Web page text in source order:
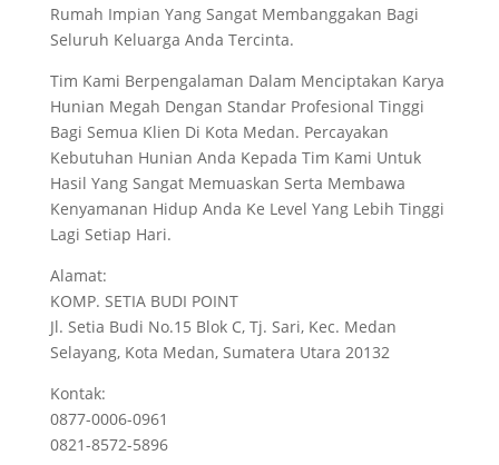
Rumah Impian Yang Sangat Membanggakan Bagi
Seluruh Keluarga Anda Tercinta.
Tim Kami Berpengalaman Dalam Menciptakan Karya
Hunian Megah Dengan Standar Profesional Tinggi
Bagi Semua Klien Di Kota Medan. Percayakan
Kebutuhan Hunian Anda Kepada Tim Kami Untuk
Hasil Yang Sangat Memuaskan Serta Membawa
Kenyamanan Hidup Anda Ke Level Yang Lebih Tinggi
Lagi Setiap Hari.
Alamat:
KOMP. SETIA BUDI POINT
Jl. Setia Budi No.15 Blok C, Tj. Sari, Kec. Medan
Selayang, Kota Medan, Sumatera Utara 20132
Kontak:
0877-0006-0961
0821-8572-5896